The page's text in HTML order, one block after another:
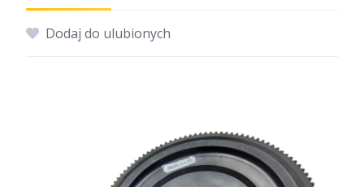
Dodaj do ulubionych